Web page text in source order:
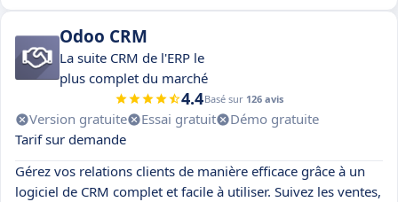
Odoo CRM
La suite CRM de l'ERP le
plus complet du marché
4.4Basé sur 126 avis
Version gratuite Essai gratuit
Démo gratuite
Tarif sur demande
Gérez vos relations clients de manière efficace grâce à un
logiciel de CRM complet et facile à utiliser. Suivez les ventes,